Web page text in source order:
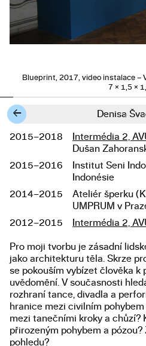
Denisa
←
Blueprint, 2017, video instalace –
7 × 1,5 ×
Studium
2015–2018 Intermédia 2,
Dušan
2015–2016
Institut Seni
Indonésie
2014–2015
Ateliér šperku
UMPRUM v
2012–2015
Intermédia 2,
Popis diplomové práce
Pro moji tvorbu je zásadní
jako architekturu těla. Skrze
se pokouším vybízet člověka k
uvědomění. V současnosti
rozhraní tance, divadla a
hranice mezi civilním
mezi tanečními kroky a chůzí?
přirozeným pohybem a
pohledu?